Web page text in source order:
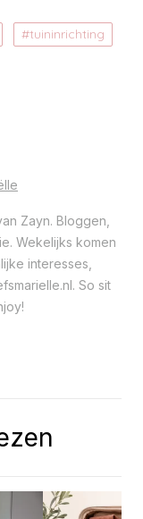
tuininrichting
Zayn. Bloggen,
Wekelijks komen
interesses,
So sit